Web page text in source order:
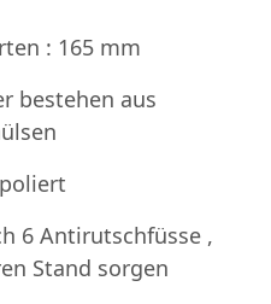
: 165 mm
bestehen aus
6 Antirutschfüsse ,
Stand sorgen